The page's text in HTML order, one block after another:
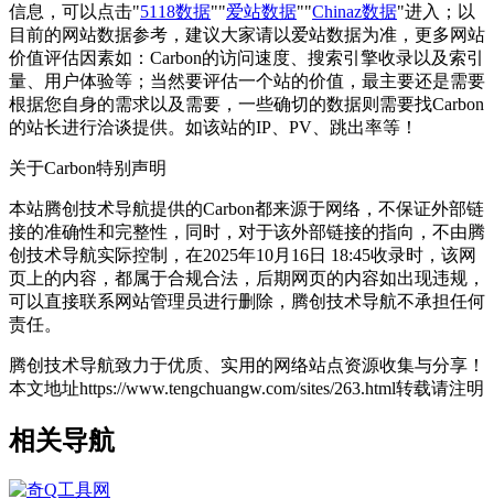
信息，可以点击"5118数据""爱站数据""Chinaz数据"进入；以
目前的网站数据参考，建议大家请以爱站数据为准，更多网站
价值评估因素如：Carbon的访问速度、搜索引擎收录以及索引
量、用户体验等；当然要评估一个站的价值，最主要还是需要
根据您自身的需求以及需要，一些确切的数据则需要找Carbon
的站长进行洽谈提供。如该站的IP、PV、跳出率等！
关于Carbon特别声明
本站腾创技术导航提供的Carbon都来源于网络，不保证外部链
接的准确性和完整性，同时，对于该外部链接的指向，不由腾
创技术导航实际控制，在2025年10月16日 18:45收录时，该网
页上的内容，都属于合规合法，后期网页的内容如出现违规，
可以直接联系网站管理员进行删除，腾创技术导航不承担任何
责任。
腾创技术导航致力于优质、实用的网络站点资源收集与分享！
本文地址https://www.tengchuangw.com/sites/263.html转载请注明
相关导航